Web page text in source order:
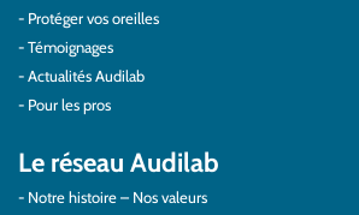
Protéger vos oreilles
Témoignages
Actualités Audilab
Pour les pros
Le réseau Audilab
Notre histoire – Nos valeurs